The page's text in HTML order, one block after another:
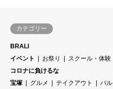
カテゴリー
BRALI
イベント
お祭り スクール・体験
コロナに負けるな
宝塚
グルメ テイクアウト バル